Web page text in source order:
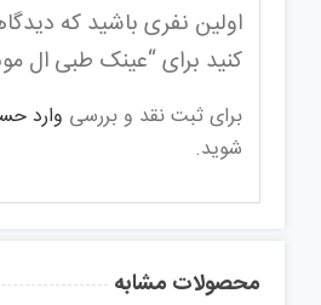
اولین نفری باشید که
کنید برای “عینک طبی ال مونته
برای ثبت نقد و بررسی وارد
شوید.
محصولات مشابه